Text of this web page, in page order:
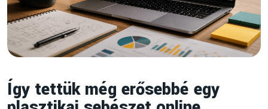
Marketing (46)
Stratégia & Branding (2)
PPC & Hirdetések
Így tettük még erősebbé egy